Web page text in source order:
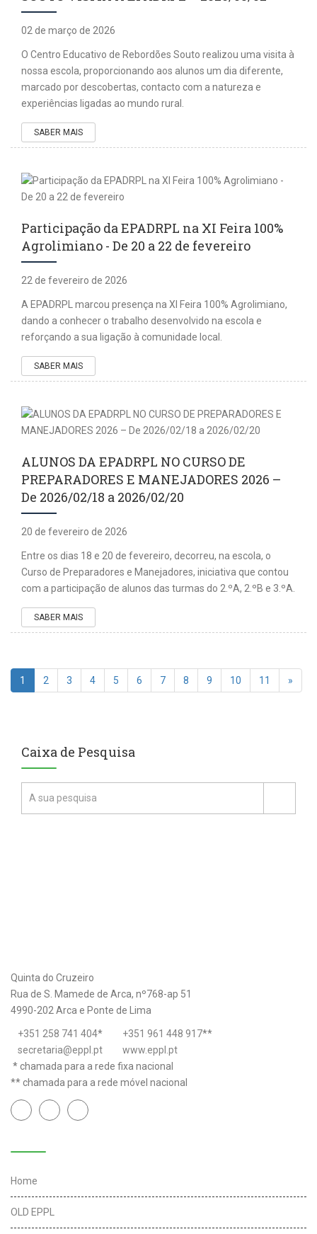
02 de março de 2026
O Centro Educativo de Rebordões Souto realizou uma visita à
nossa escola, proporcionando aos alunos um dia diferente,
marcado por descobertas, contacto com a natureza e
experiências ligadas ao mundo rural.
SABER MAIS
Participação da EPADRPL na XI Feira 100%
Agrolimiano - De 20 a 22 de fevereiro
22 de fevereiro de 2026
A EPADRPL marcou presença na XI Feira 100% Agrolimiano,
dando a conhecer o trabalho desenvolvido na escola e
reforçando a sua ligação à comunidade local.
SABER MAIS
ALUNOS DA EPADRPL NO CURSO DE
PREPARADORES E MANEJADORES 2026 –
De 2026/02/18 a 2026/02/20
20 de fevereiro de 2026
Entre os dias 18 e 20 de fevereiro, decorreu, na escola, o
Curso de Preparadores e Manejadores, iniciativa que contou
com a participação de alunos das turmas do 2.ºA, 2.ºB e 3.ºA.
SABER MAIS
1 2 3 4 5 6 7 8 9 10 11 »
Caixa de Pesquisa
Quinta do Cruzeiro
Rua de S. Mamede de Arca, nº768-ap 51
4990-202 Arca e Ponte de Lima
+351 258 741 404* +351 961 448 917**
secretaria@eppl.pt
www.eppl.pt
* chamada para a rede fixa nacional
** chamada para a rede móvel nacional
Home
OLD EPPL